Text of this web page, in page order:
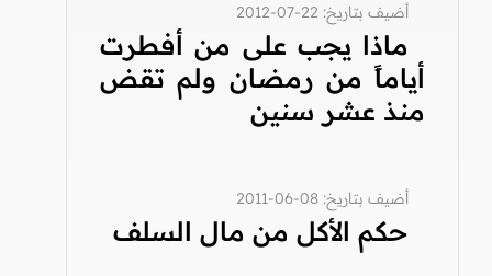
أضيف بتاريخ: 22-07-2012
ماذا يجب على من أفطرت
أياماً من رمضان ولم تقض
منذ عشر سنين
أضيف بتاريخ: 08-06-2011
حكم الأكل من مال السلف